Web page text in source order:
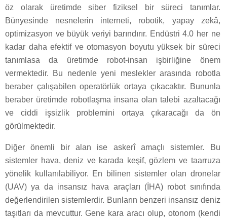
öz olarak üretimde siber fiziksel bir süreci tanımlar.
Bünyesinde nesnelerin interneti, robotik, yapay zekâ,
optimizasyon ve büyük veriyi barındırır. Endüstri 4.0 her ne
kadar daha efektif ve otomasyon boyutu yüksek bir süreci
tanımlasa da üretimde robot-insan işbirliğine önem
vermektedir. Bu nedenle yeni meslekler arasında robotla
beraber çalışabilen operatörlük ortaya çıkacaktır. Bununla
beraber üretimde robotlaşma insana olan talebi azaltacağı
ve ciddi işsizlik problemini ortaya çıkaracağı da ön
görülmektedir.
Diğer önemli bir alan ise askerî amaçlı sistemler. Bu
sistemler hava, deniz ve karada keşif, gözlem ve taarruza
yönelik kullanılabiliyor. En bilinen sistemler olan dronelar
(UAV) ya da insansız hava araçları (İHA) robot sınıfında
değerlendirilen sistemlerdir. Bunların benzeri insansız deniz
taşıtları da mevcuttur. Gene kara aracı olup, otonom (kendi